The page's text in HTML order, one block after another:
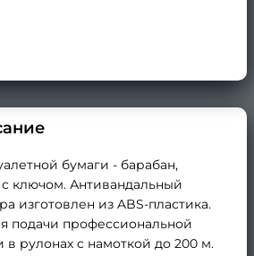
бумаги - барабан,
ключом. Антивандальный
изготовлен из ABS-пластика.
подачи профессиональной
в рулонах с намоткой до 200 м.